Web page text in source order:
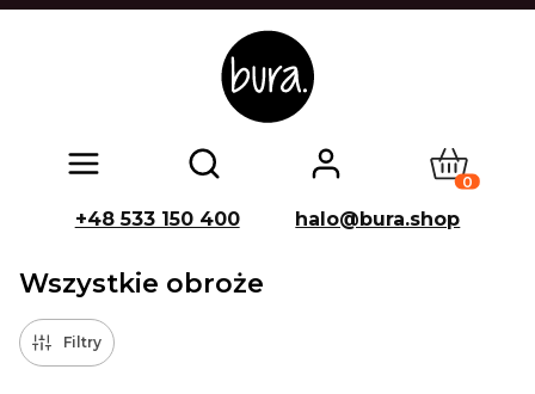
Otwórz wyszukiwarkę Produkty
+48 533 150 400 halo@bura.shop
Wszystkie obroże
Filtry